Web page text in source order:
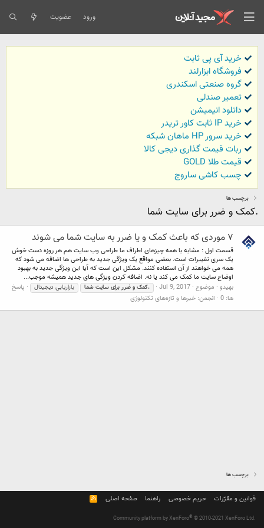
ورود عضویت
خرید آی پی ثابت
فروشگاه ابزارلند
گروه صنعتی اسکندری
تعمیر صندلی
داتلود انیمیشن
خرید IP ثابت کاور تریدر
خرید سرور HP ماهان شبکه
ربات قیمت گذاری دیجی کالا
قیمت طلا GOLD
چسب کاشی ساروج
برچسب ها
.کمک و ضرر برای سایت شما
۷ موردی که باعث کمک و یا ضرر به سایت شما می شوند
قسمت اول : مشابه با همه چیزهای اطراف ما طراحی وب سایت هم هر روزه دست خوش
یک سری تغییرات است. بعضی مواقع یک ویژگی جدید به طراحی ها اضافه می شود که
همه می خواهند از آن استفاده کنند. مشکل این است که آیا این ویژگی جدید به بهبود
اوضاع سایت ما کمک می کند یا نه. اضافه کردن ویژگی های جدید همیشه موجب...
بهیدو موضوع Jul 9, 2017 .کمک و ضرر برای سایت شما بازاریابی دیجیتال
پاسخ
ها: 0
انجمن: خبرها و تازه‌های تکنولوژی
برچسب ها
قوانین و مقرّرات حریم خصوصی راهنما صفحه اصلی
R
S
Community platform by XenForo® © 2010-2021 XenForo Ltd.